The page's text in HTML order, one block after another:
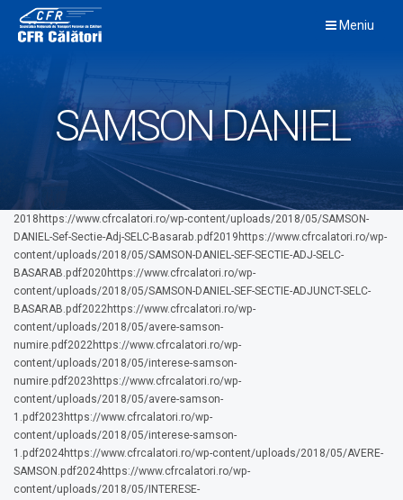
content
Meniu
SAMSON DANIEL
2018https://www.cfrcalatori.ro/wp-content/uploads/2018/05/SAMSON-
DANIEL-Sef-Sectie-Adj-SELC-Basarab.pdf2019https://www.cfrcalatori.ro/wp-
content/uploads/2018/05/SAMSON-DANIEL-SEF-SECTIE-ADJ-SELC-
BASARAB.pdf2020https://www.cfrcalatori.ro/wp-
content/uploads/2018/05/SAMSON-DANIEL-SEF-SECTIE-ADJUNCT-SELC-
BASARAB.pdf2022https://www.cfrcalatori.ro/wp-
content/uploads/2018/05/avere-samson-
numire.pdf2022https://www.cfrcalatori.ro/wp-
content/uploads/2018/05/interese-samson-
numire.pdf2023https://www.cfrcalatori.ro/wp-
content/uploads/2018/05/avere-samson-
1.pdf2023https://www.cfrcalatori.ro/wp-
content/uploads/2018/05/interese-samson-
1.pdf2024https://www.cfrcalatori.ro/wp-content/uploads/2018/05/AVERE-
SAMSON.pdf2024https://www.cfrcalatori.ro/wp-
content/uploads/2018/05/INTERESE-